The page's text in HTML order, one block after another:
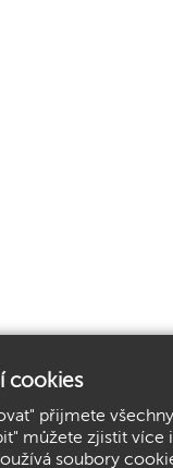
cookies
přijmete
můžete zjistit
soubory